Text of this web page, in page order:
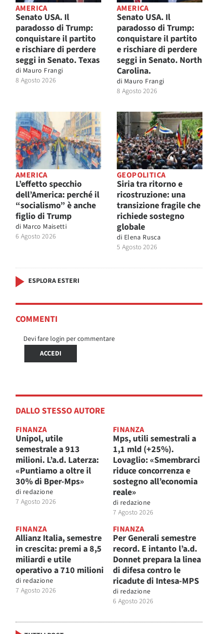
AMERICA
Senato USA. Il
paradosso di Trump:
conquistare il partito
e rischiare di perdere
seggi in Senato. Texas
di Mauro Frangi
8 Agosto 2026
AMERICA
Senato USA. Il
paradosso di Trump:
conquistare il partito
e rischiare di perdere
seggi in Senato. North
Carolina.
di Mauro Frangi
8 Agosto 2026
AMERICA
L’effetto specchio
dell’America: perché il
“socialismo” è anche
figlio di Trump
di Marco Maisetti
6 Agosto 2026
GEOPOLITICA
Siria tra ritorno e
ricostruzione: una
transizione fragile che
richiede sostegno
globale
di Elena Rusca
5 Agosto 2026
ESPLORA ESTERI
COMMENTI
Devi fare login per commentare
ACCEDI
DALLO STESSO AUTORE
FINANZA
Unipol, utile
semestrale a 913
milioni. L’a.d. Laterza:
«Puntiamo a oltre il
30% di Bper-Mps»
di redazione
7 Agosto 2026
FINANZA
Mps, utili semestrali a
1,1 mld (+25%).
Lovaglio: «Smembrarci
riduce concorrenza e
sostegno all’economia
reale»
di redazione
7 Agosto 2026
FINANZA
Allianz Italia, semestre
in crescita: premi a 8,5
miliardi e utile
operativo a 710 milioni
di redazione
7 Agosto 2026
FINANZA
Per Generali semestre
record. E intanto l’a.d.
Donnet prepara la linea
di difesa contro le
ricadute di Intesa-MPS
di redazione
6 Agosto 2026